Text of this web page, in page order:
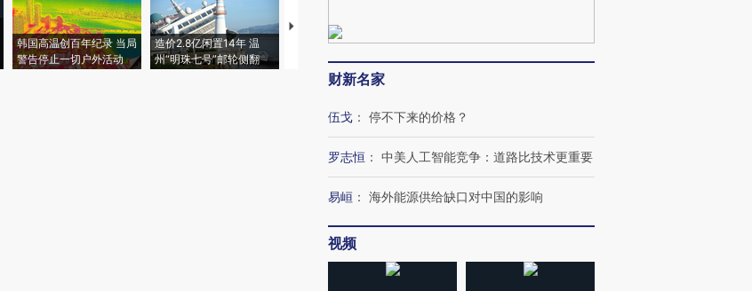
韩国高温创百年纪录 当局
警告停止一切户外活动
造价2.8亿闲置14年 温
州“明珠七号”邮轮侧翻
特朗普出席葬礼疑似打瞌
睡引争议 白宫怒斥批评
者“堕落的白痴”
38岁梅西上演帽子戏法
阿根廷3-0阿尔及利亚
水位跌破纪录 二战沉船与
猛犸象化石接连露出
财新名家
伍戈 ： 停不下来的价格？
罗志恒 ： 中美人工智能竞争：道路比技术更重要
易峘 ： 海外能源供给缺口对中国的影响
视频